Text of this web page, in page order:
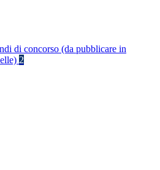
di concorso (da pubblicare in
2